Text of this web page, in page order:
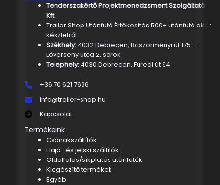
Tenderszakértő Projektmenedzsment Szolgáltató
Kft.
Trailer Shop Utánfutó Értékesítés 500+ utánfutó akár
készletről
Székhely: 4032 Debrecen, Böszörményi út 175. –
Lóverseny utca 2. sarok
Telephely:4030 Debrecen, Füredi út 94.
+36 70 621 7696
info@trailer-shop.hu
Kapcsolat
Termékeink
Csónakszállítók
Hajó- és jetski szállítók
Oldalfalas/síkplatós utánfutók
Kiegészítő termékek
Egyéb